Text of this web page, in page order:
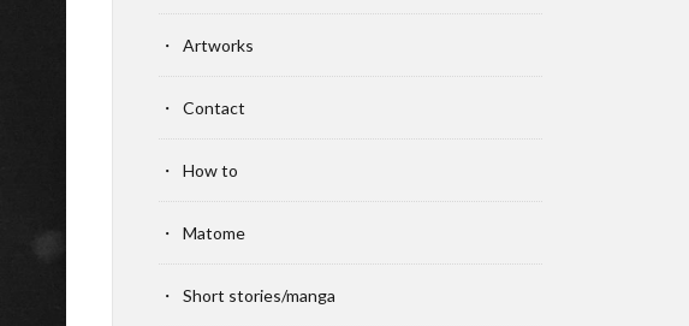
Artworks
Contact
How to
Matome
Short stories/manga